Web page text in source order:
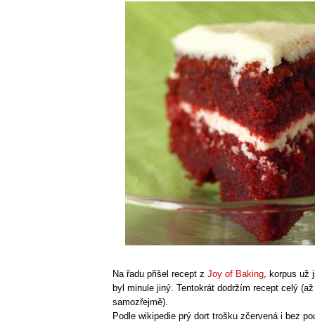
Na řadu přišel recept z Joy of Baking , korpus
byl minule jiný. Tentokrát dodržím recept celý
samozřejmě).
Podle wikipedie prý dort trošku zčervená i bez